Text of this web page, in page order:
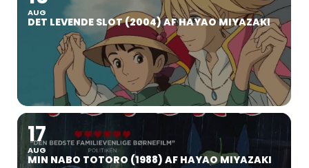
AUG
DET LEVENDE SLOT (2004) AF HAYAO MIYAZAKI
17
AUG
MIN NABO TOTORO (1988) AF HAYAO MIYAZAKI